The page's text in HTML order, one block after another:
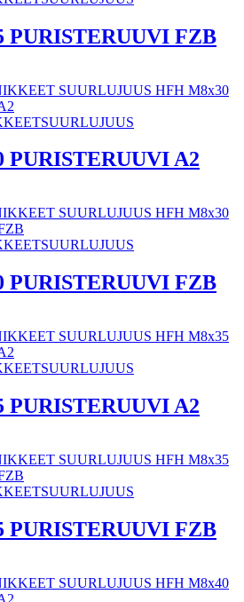
PURISTERUUVI FZB
SUURLUJUUS
PURISTERUUVI A2
SUURLUJUUS
PURISTERUUVI FZB
SUURLUJUUS
PURISTERUUVI A2
SUURLUJUUS
PURISTERUUVI FZB